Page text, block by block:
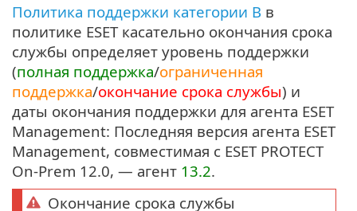
Политика поддержки категории B в
политике ESET касательно окончания срока
службы определяет уровень поддержки
(полная поддержка/ограниченная
поддержка/окончание срока службы) и
даты окончания поддержки для агента ESET
Management: Последняя версия агента ESET
Management, совместимая с ESET PROTECT
On-Prem 12.0, — агент 13.2.
Окончание срока службы